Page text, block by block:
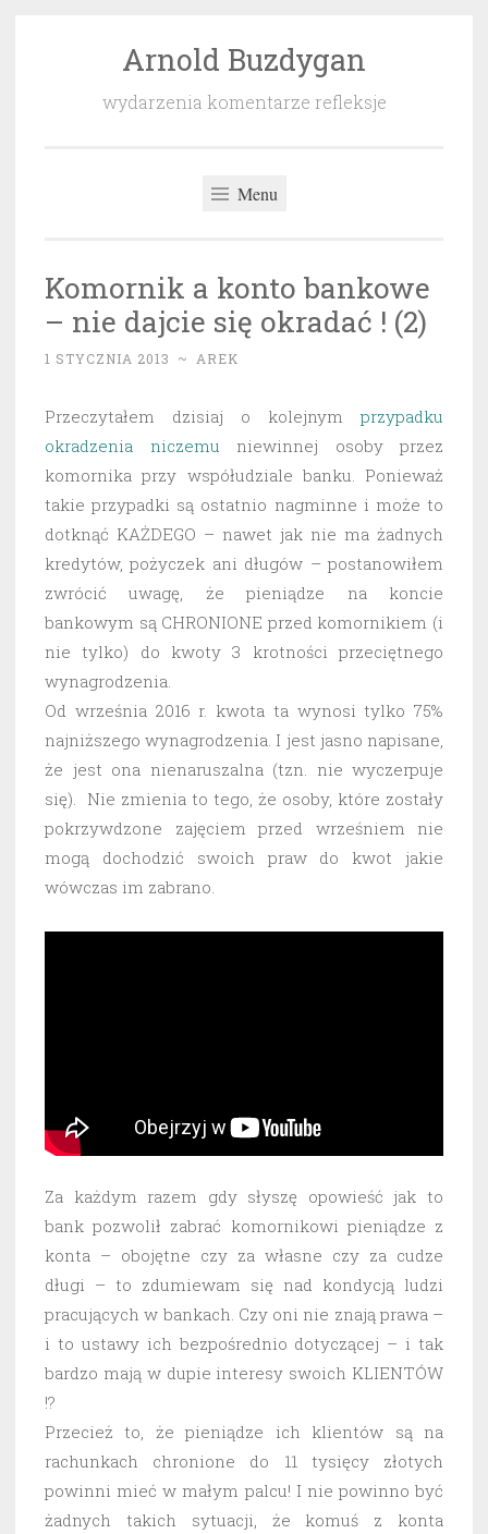
Arnold Buzdygan
wydarzenia komentarze refleksje
Menu
Komornik a konto bankowe
– nie dajcie się okradać ! (2)
1 STYCZNIA 2013 ~ AREK
Przeczytałem dzisiaj o kolejnym przypadku
okradzenia niczemu niewinnej osoby przez
komornika przy współudziale banku. Ponieważ
takie przypadki są ostatnio nagminne i może to
dotknąć KAŻDEGO – nawet jak nie ma żadnych
kredytów, pożyczek ani długów – postanowiłem
zwrócić uwagę, że pieniądze na koncie
bankowym są CHRONIONE przed komornikiem (i
nie tylko) do kwoty 3 krotności przeciętnego
wynagrodzenia.
Od września 2016 r. kwota ta wynosi tylko 75%
najniższego wynagrodzenia. I jest jasno napisane,
że jest ona nienaruszalna (tzn. nie wyczerpuje
się). Nie zmienia to tego, że osoby, które zostały
pokrzywdzone zajęciem przed wrześniem nie
mogą dochodzić swoich praw do kwot jakie
wówczas im zabrano.
Za każdym razem gdy słyszę opowieść jak to
bank pozwolił zabrać komornikowi pieniądze z
konta – obojętne czy za własne czy za cudze
długi – to zdumiewam się nad kondycją ludzi
pracujących w bankach. Czy oni nie znają prawa –
i to ustawy ich bezpośrednio dotyczącej – i tak
bardzo mają w dupie interesy swoich KLIENTÓW
!?
Przecież to, że pieniądze ich klientów są na
rachunkach chronione do 11 tysięcy złotych
powinni mieć w małym palcu! I nie powinno być
żadnych takich sytuacji, że komuś z konta